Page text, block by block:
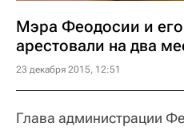
Мэра Феодосии и его
арестовали на два
23 декабря 2015, 12:51
Глава администрации